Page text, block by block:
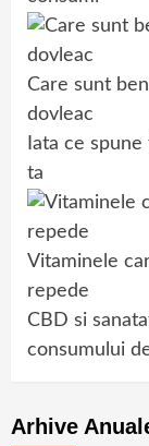
Care sunt
dovleac
Iata ce
ta
Vitaminele
repede
CBD si
consumului
Arhive